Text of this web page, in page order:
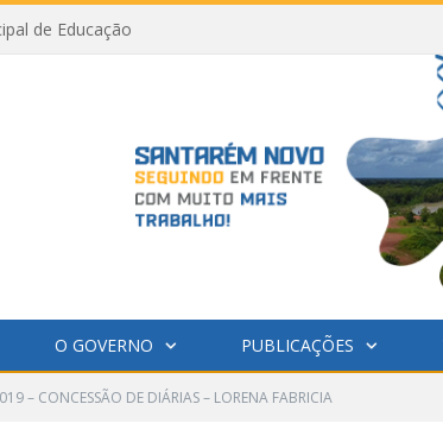
de Educação
O GOVERNO PUBLICAÇÕES
– CONCESSÃO DE DIÁRIAS – LORENA FABRICIA